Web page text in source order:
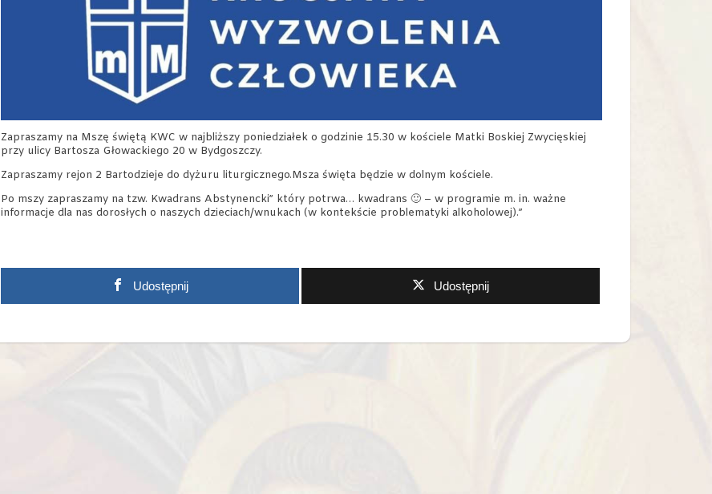
Zapraszamy na Mszę świętą KWC w najbliższy poniedziałek o godzinie 15.30 w kościele Matki Boskiej Zwycięskiej
przy ulicy Bartosza Głowackiego 20 w Bydgoszczy.
Zapraszamy rejon 2 Bartodzieje do dyżuru liturgicznego.Msza święta będzie w dolnym kościele.
Po mszy zapraszamy na tzw. Kwadrans Abstynencki” który potrwa… kwadrans 🙂 – w programie m. in. ważne
informacje dla nas dorosłych o naszych dzieciach/wnukach (w kontekście problematyki alkoholowej).”
Udostępnij Udostępnij